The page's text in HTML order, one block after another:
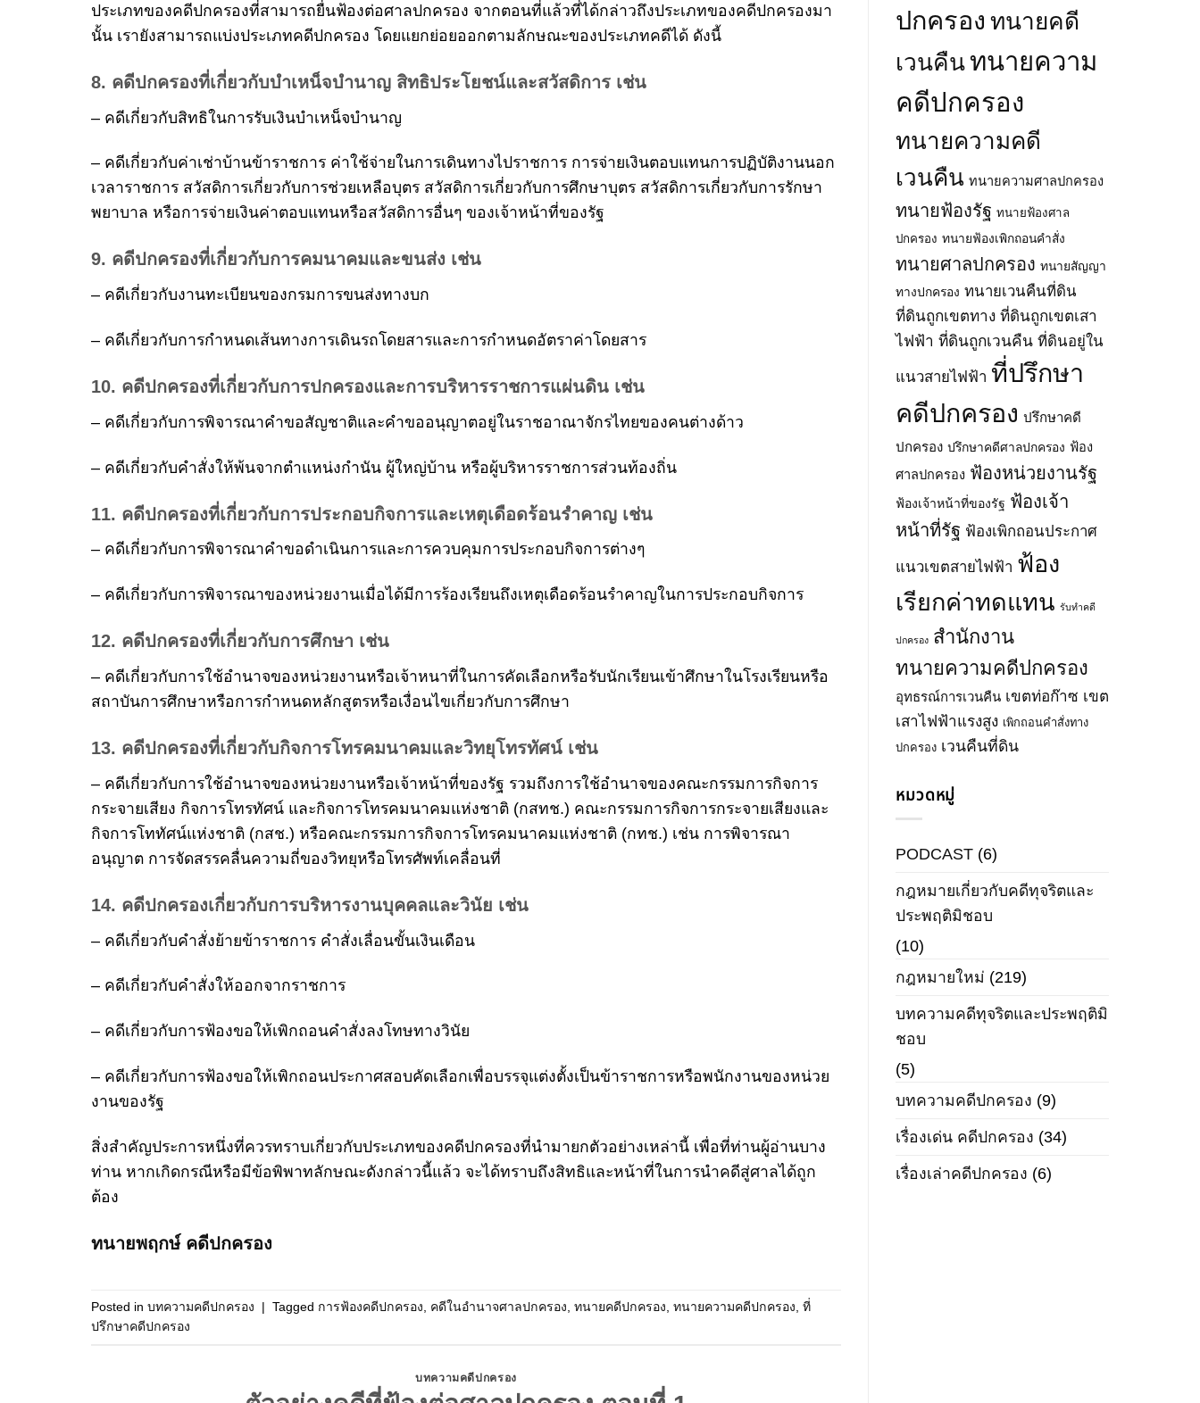
ประเภทของคดีปกครองที่สามารถยื่นฟ้องต่อศาลปกครอง จากตอนที่แล้วที่ได้กล่าวถึงประเภทของคดีปกครองมา
นั้น เรายังสามารถแบ่งประเภทคดีปกครอง โดยแยกย่อยออกตามลักษณะของประเภทคดีได้ ดังนี้
8. คดีปกครองที่เกี่ยวกับบำเหน็จบำนาญ สิทธิประโยชน์และสวัสดิการ เช่น
– คดีเกี่ยวกับสิทธิในการรับเงินบำเหน็จบำนาญ
– คดีเกี่ยวกับค่าเช่าบ้านข้าราชการ ค่าใช้จ่ายในการเดินทางไปราชการ การจ่ายเงินตอบแทนการปฏิบัติงานนอก
เวลาราชการ สวัสดิการเกี่ยวกับการช่วยเหลือบุตร สวัสดิการเกี่ยวกับการศึกษาบุตร สวัสดิการเกี่ยวกับการรักษา
พยาบาล หรือการจ่ายเงินค่าตอบแทนหรือสวัสดิการอื่นๆ ของเจ้าหน้าที่ของรัฐ
9. คดีปกครองที่เกี่ยวกับการคมนาคมและขนส่ง เช่น
– คดีเกี่ยวกับงานทะเบียนของกรมการขนส่งทางบก
– คดีเกี่ยวกับการกำหนดเส้นทางการเดินรถโดยสารและการกำหนดอัตราค่าโดยสาร
10. คดีปกครองที่เกี่ยวกับการปกครองและการบริหารราชการแผ่นดิน เช่น
– คดีเกี่ยวกับการพิจารณาคำขอสัญชาติและคำขออนุญาตอยู่ในราชอาณาจักรไทยของคนต่างด้าว
– คดีเกี่ยวกับคำสั่งให้พ้นจากตำแหน่งกำนัน ผู้ใหญ่บ้าน หรือผู้บริหารราชการส่วนท้องถิ่น
11. คดีปกครองที่เกี่ยวกับการประกอบกิจการและเหตุเดือดร้อนรำคาญ เช่น
– คดีเกี่ยวกับการพิจารณาคำขอดำเนินการและการควบคุมการประกอบกิจการต่างๆ
– คดีเกี่ยวกับการพิจารณาของหน่วยงานเมื่อได้มีการร้องเรียนถึงเหตุเดือดร้อนรำคาญในการประกอบกิจการ
12. คดีปกครองที่เกี่ยวกับการศึกษา เช่น
– คดีเกี่ยวกับการใช้อำนาจของหน่วยงานหรือเจ้าหนาที่ในการคัดเลือกหรือรับนักเรียนเข้าศึกษาในโรงเรียนหรือ
สถาบันการศึกษาหรือการกำหนดหลักสูตรหรือเงื่อนไขเกี่ยวกับการศึกษา
13. คดีปกครองที่เกี่ยวกับกิจการโทรคมนาคมและวิทยุโทรทัศน์ เช่น
– คดีเกี่ยวกับการใช้อำนาจของหน่วยงานหรือเจ้าหน้าที่ของรัฐ รวมถึงการใช้อำนาจของคณะกรรมการกิจการ
กระจายเสียง กิจการโทรทัศน์ และกิจการโทรคมนาคมแห่งชาติ (กสทช.) คณะกรรมการกิจการกระจายเสียงและ
กิจการโททัศน์แห่งชาติ (กสช.) หรือคณะกรรมการกิจการโทรคมนาคมแห่งชาติ (กทช.) เช่น การพิจารณา
อนุญาต การจัดสรรคลื่นความถี่ของวิทยุหรือโทรศัพท์เคลื่อนที่
14. คดีปกครองเกี่ยวกับการบริหารงานบุคคลและวินัย เช่น
– คดีเกี่ยวกับคำสั่งย้ายข้าราชการ คำสั่งเลื่อนขั้นเงินเดือน
– คดีเกี่ยวกับคำสั่งให้ออกจากราชการ
– คดีเกี่ยวกับการฟ้องขอให้เพิกถอนคำสั่งลงโทษทางวินัย
– คดีเกี่ยวกับการฟ้องขอให้เพิกถอนประกาศสอบคัดเลือกเพื่อบรรจุแต่งตั้งเป็นข้าราชการหรือพนักงานของหน่วย
งานของรัฐ
สิ่งสำคัญประการหนึ่งที่ควรทราบเกี่ยวกับประเภทของคดีปกครองที่นำมายกตัวอย่างเหล่านี้ เพื่อที่ท่านผู้อ่านบาง
ท่าน หากเกิดกรณีหรือมีข้อพิพาทลักษณะดังกล่าวนี้แล้ว จะได้ทราบถึงสิทธิและหน้าที่ในการนำคดีสู่ศาลได้ถูก
ต้อง
ทนายพฤกษ์ คดีปกครอง
Posted in บทความคดีปกครอง | Tagged การฟ้องคดีปกครอง, คดีในอำนาจศาลปกครอง, ทนายคดีปกครอง, ทนายความคดีปกครอง, ที่
ปรึกษาคดีปกครอง
บทความคดีปกครอง
ปกครอง ทนายคดี
เวนคืน ทนายความ
คดีปกครอง
ทนายความคดี
เวนคืน ทนายความศาลปกครอง
ทนายฟ้องรัฐ ทนายฟ้องศาล
ปกครอง ทนายฟ้องเพิกถอนคำสั่ง
ทนายศาลปกครอง ทนายสัญญา
ทางปกครอง ทนายเวนคืนที่ดิน
ที่ดินถูกเขตทาง ที่ดินถูกเขตเสา
ไฟฟ้า ที่ดินถูกเวนคืน ที่ดินอยู่ใน
แนวสายไฟฟ้า ที่ปรึกษา
คดีปกครอง ปรึกษาคดี
ปกครอง ปรึกษาคดีศาลปกครอง ฟ้อง
ศาลปกครอง ฟ้องหน่วยงานรัฐ
ฟ้องเจ้าหน้าที่ของรัฐ ฟ้องเจ้า
หน้าที่รัฐ ฟ้องเพิกถอนประกาศ
แนวเขตสายไฟฟ้า ฟ้อง
เรียกค่าทดแทน รับทำคดี
ปกครอง สำนักงาน
ทนายความคดีปกครอง
อุทธรณ์การเวนคืน เขตท่อก๊าซ เขต
เสาไฟฟ้าแรงสูง เพิกถอนคำสั่งทาง
ปกครอง เวนคืนที่ดิน
หมวดหมู่
PODCAST (6)
กฎหมายเกี่ยวกับคดีทุจริตและ
ประพฤติมิชอบ
(10)
กฎหมายใหม่ (219)
บทความคดีทุจริตและประพฤติมิ
ชอบ
(5)
บทความคดีปกครอง (9)
เรื่องเด่น คดีปกครอง (34)
เรื่องเล่าคดีปกครอง (6)